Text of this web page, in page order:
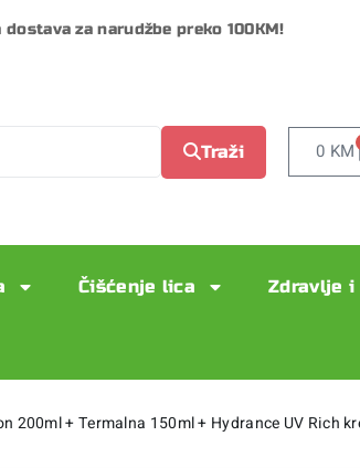
za narudžbe preko 100KM!
Traži 0 KM
Čišćenje lica Zdravlje i
200ml + Termalna 150ml + Hydrance UV Rich